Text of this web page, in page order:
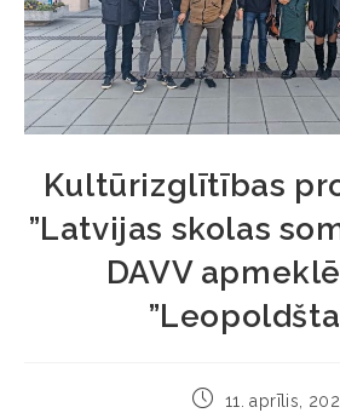
Kultūrizglītības
”Latvijas skolas
DAVV
11. aprīlis,